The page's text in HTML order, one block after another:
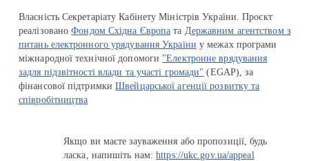
Власність Секретаріату Кабінету Міністрів України. Проєкт
реалізованоФондом Східна Європа та Державним агентством з
питань електронного урядування України у межах програми
міжнародної технічної допомоги "Електронне врядування
задля підзвітності влади та участі громади" (EGAP), за
фінансової підтримкиШвейцарської агенції розвитку та
співробітництва
Якщо ви маєте зауваження або пропозиції, будь
ласка, напишіть нам:https://ukc.gov.ua/appeal